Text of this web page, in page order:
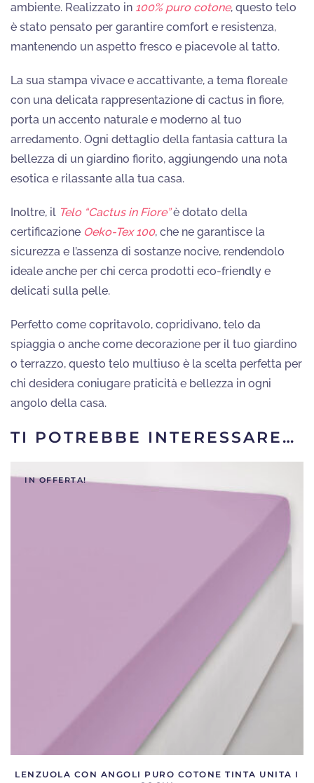
ambiente. Realizzato in 100% puro cotone, questo telo
è stato pensato per garantire comfort e resistenza,
mantenendo un aspetto fresco e piacevole al tatto.
La sua stampa vivace e accattivante, a tema floreale
con una delicata rappresentazione di cactus in fiore,
porta un accento naturale e moderno al tuo
arredamento. Ogni dettaglio della fantasia cattura la
bellezza di un giardino fiorito, aggiungendo una nota
esotica e rilassante alla tua casa.
Inoltre, il Telo “Cactus in Fiore”è dotato della
certificazione Oeko-Tex 100, che ne garantisce la
sicurezza e l’assenza di sostanze nocive, rendendolo
ideale anche per chi cerca prodotti eco-friendly e
delicati sulla pelle.
Perfetto come copritavolo, copridivano, telo da
spiaggia o anche come decorazione per il tuo giardino
o terrazzo, questo telo multiuso è la scelta perfetta per
chi desidera coniugare praticità e bellezza in ogni
angolo della casa.
TI POTREBBE INTERESSARE…
IN OFFERTA!
LENZUOLA CON ANGOLI PURO COTONE TINTA UNITA I